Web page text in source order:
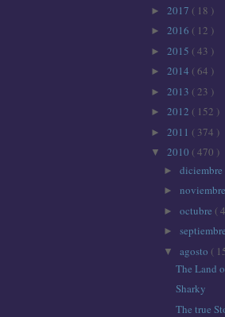
► 2017 ( 18 )
► 2016 ( 12 )
► 2015 ( 43 )
► 2014 ( 64 )
► 2013 ( 23 )
► 2012 ( 152 )
► 2011 ( 374 )
▼ 2010 ( 470 )
► diciembre
► noviembre
► octubre (
► septiembre
▼ agosto (
The Land
Sharky
The true